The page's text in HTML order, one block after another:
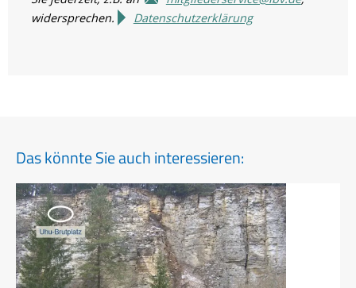
widersprechen.
Datenschutzerklärung
Das könnte Sie auch interessieren: